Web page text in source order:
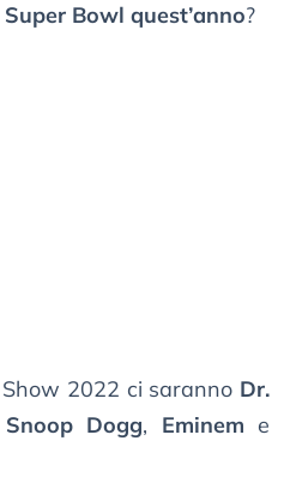
Bowl quest’anno?
2022 ci saranno Dr.
Snoop Dogg, Eminem e